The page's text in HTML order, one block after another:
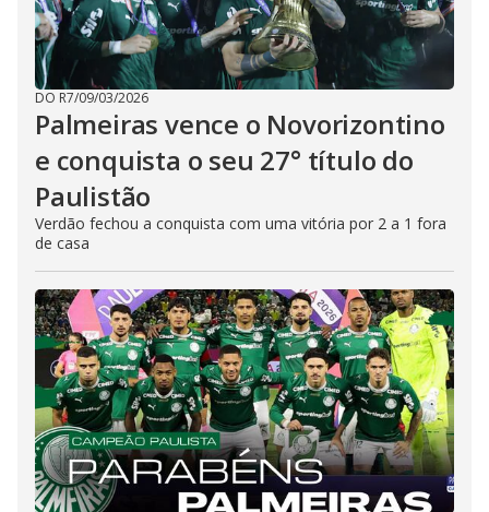
DO R7/09/03/2026
Palmeiras vence o Novorizontino
e conquista o seu 27° título do
Paulistão
Verdão fechou a conquista com uma vitória por 2 a 1 fora
de casa